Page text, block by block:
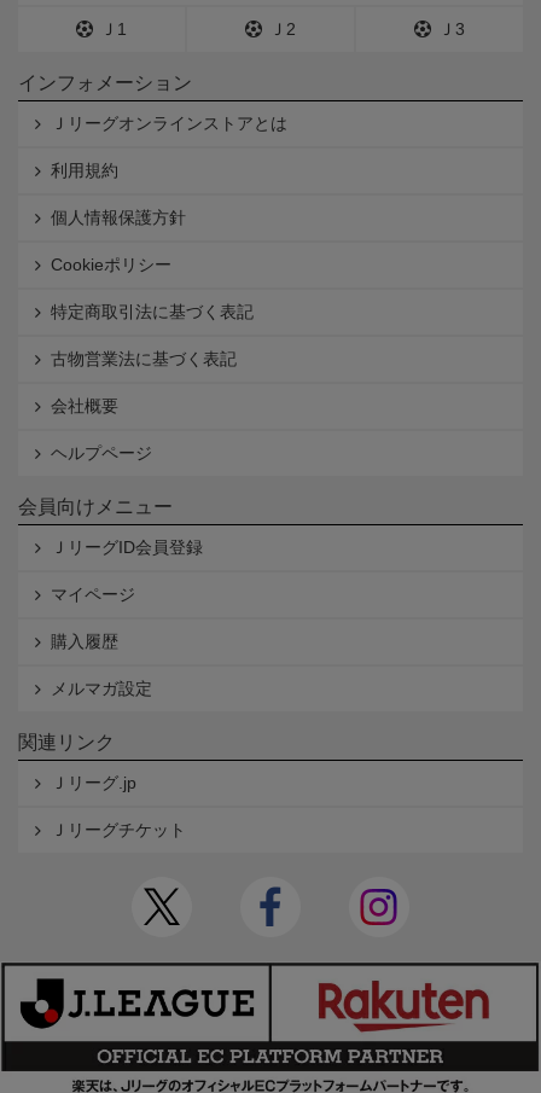
Ｊ1 Ｊ2 Ｊ3
インフォメーション
Ｊリーグオンラインストアとは
利用規約
個人情報保護方針
Cookieポリシー
特定商取引法に基づく表記
古物営業法に基づく表記
会社概要
ヘルプページ
会員向けメニュー
ＪリーグID会員登録
マイページ
購入履歴
メルマガ設定
関連リンク
Ｊリーグ.jp
Ｊリーグチケット